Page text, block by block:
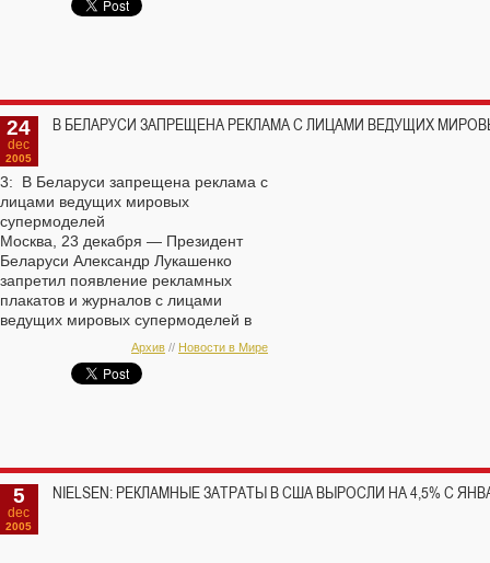
24
dec
2005
В БЕЛАРУСИ ЗАПРЕЩЕНА РЕКЛАМА С ЛИЦАМИ ВЕДУЩИХ
3: В Беларуси запрещена реклама с
лицами ведущих мировых
супермоделей
Москва, 23 декабря — Президент
Беларуси Александр Лукашенко
запретил появление рекламных
плакатов и журналов с лицами
ведущих мировых супермоделей в
своей стране, сообщает ИА
«Росбалт».
Отныне жительницы Беларуси не
Мосс, Жизель Бундхен и многие
другие.
Зато в полной мере им предписано
наслаждаться красотой и грацией
Архив // Новости в Мире
5
dec
2005
NIELSEN: РЕКЛАМНЫЕ ЗАТРАТЫ В США ВЫРОСЛИ НА 4,5% С